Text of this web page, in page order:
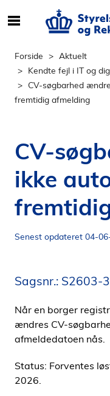
e
n
h
l
p
i
e
n
Forside
Aktuelt
Kendte fejl i IT og
CV-søgbarhed
fremtidig afmelding
CV-
ikke
Senest opdateret 04-
Sagsnr.: S2603-
Når en borger
ændres CV-
afmeldedatoen nås.
Status: Forventes
2026.